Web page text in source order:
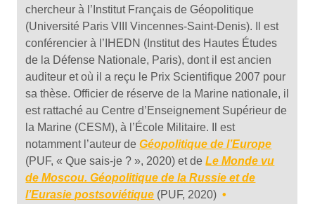
chercheur à l’Institut Français de Géopolitique
(Université Paris VIII Vincennes-Saint-Denis). Il est
conférencier à l’IHEDN (Institut des Hautes Études
de la Défense Nationale, Paris), dont il est ancien
auditeur et où il a reçu le Prix Scientifique 2007 pour
sa thèse. Officier de réserve de la Marine nationale, il
est rattaché au Centre d’Enseignement Supérieur de
la Marine (CESM), à l’École Militaire. Il est
notamment l’auteur deGéopolitique de l’Europe
(PUF, « Que sais-je ? », 2020) et deLe Monde vu
de Moscou. Géopolitique de la Russie et de
l’Eurasie postsoviétique (PUF, 2020)•